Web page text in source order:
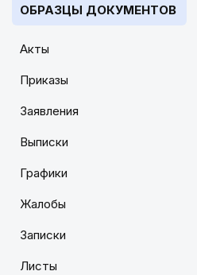
ОБРАЗЦЫ ДОКУМЕНТОВ
Акты
Приказы
Заявления
Выписки
Графики
Жалобы
Записки
Листы